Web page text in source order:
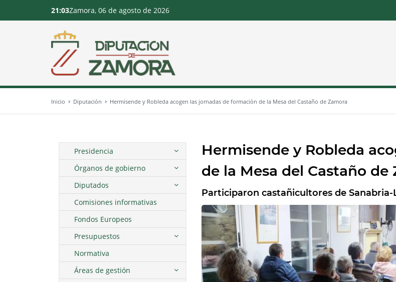
21:03Zamora, 06 de agosto de 2026
Inicio Diputación Hermisende y Robleda acogen las jornadas de formación de la Mesa del Castaño de Zamora
Hermisende y Robleda
de la Mesa del Castaño de
Participaron castañicultores de Sanabria-
Presidencia
Órganos de gobierno
Diputados
Comisiones informativas
Fondos Europeos
Presupuestos
Normativa
Áreas de gestión